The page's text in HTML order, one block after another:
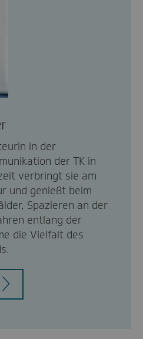
in der
der TK in
verbringt sie am
und genießt beim
Spazieren an der
entlang der
die Vielfalt des